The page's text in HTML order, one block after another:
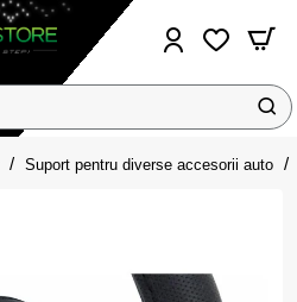
Suport pentru diverse accesorii auto